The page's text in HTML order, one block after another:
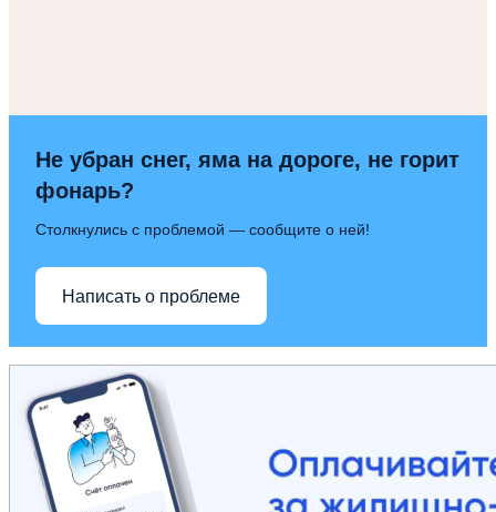
Не убран снег, яма на дороге, не горит
фонарь?
Столкнулись с проблемой — сообщите о ней!
Написать о проблеме